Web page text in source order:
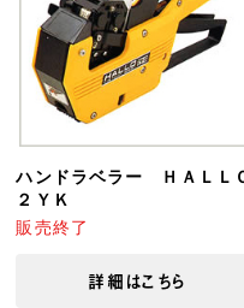
ハンドラベラー ＨＡＬＬ
２ＹＫ
販売終了
詳細はこちら